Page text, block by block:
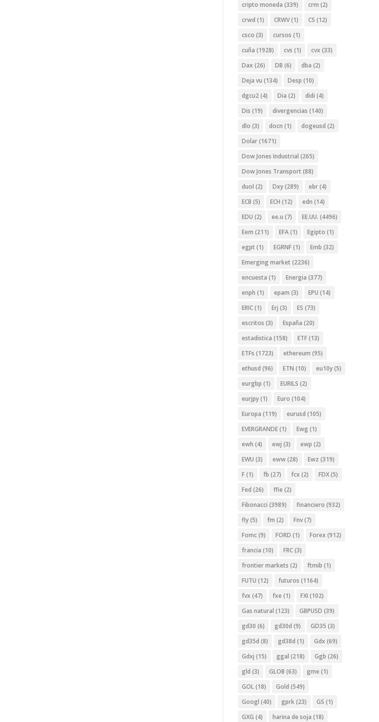
cripto moneda (339) crm (2)
crwd (1) CRWV(1) CS (12)
csco (3) cursos (1)
cuña (1928) cvs (1) cvx (33)
Dax (26) DB (6) dba (2)
Deja vu (134) Desp (10)
dgcu2(4) Dia (2) didi (4)
Dis (19) divergencias (140)
dlo (3) docn (1) dogeusd (2)
Dolar(1671)
Dow Jones Industrial (265)
Dow Jones Transport (88)
duol (2) Dxy(289) ebr(4)
ECB (5) ECH (12) edn (14)
EDU (2) ee.u (7) EE.UU. (4496)
Eem (211) EFA(1) Egipto (1)
egpt (1) EGRNF(1) Emb (32)
Emerging market (2236)
encuesta (1) Energia (377)
enph (1) epam (3) EPU (14)
ERIC(1) Erj (3) ES (73)
escritos (3) España (20)
estadistica (158) ETF(13)
ETFs (1723) ethereum (95)
ethusd (96) ETN (10) eu10y(5)
eurgbp (1) EURILS (2)
eurjpy(1) Euro (104)
Europa (119) eurusd (105)
EVERGRANDE(1) Ewg (1)
ewh (4) ewj (3) ewp (2)
EWU (3) eww(28) Ewz (319)
F(1) fb (27) fcx (2) FDX(5)
Fed (26) ffie (2)
Fibonacci (3989) financiero (932)
fly(5) fm (2) Fnv(7)
Fomc(9) FORD (1) Forex (912)
francia (10) FRC(3)
frontier markets (2) ftmib (1)
FUTU (12) futuros (1164)
fvx (47) fxe (1) FXI (102)
Gas natural (123) GBPUSD (39)
gd30 (6) gd30d (9) GD35 (3)
gd35d (8) gd38d (1) Gdx (69)
Gdxj (15) ggal (218) Ggb (26)
gld (3) GLOB (63) gme (1)
GOL(18) Gold (549)
Googl (40) gprk(23) GS (1)
GXG (4) harina de soja (18)